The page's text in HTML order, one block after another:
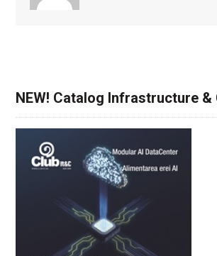
NEW! Catalog Infrastructure &